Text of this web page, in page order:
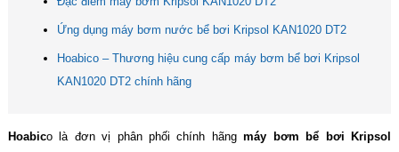
Ứng dụng máy bơm nước bể bơi Kripsol KAN1020 DT2
Hoabico – Thương hiệu cung cấp máy bơm bể bơi Kripsol
KAN1020 DT2 chính hãng
Hoabico là đơn vị phân phối chính hãngmáy bơm bể bơi Kripsol